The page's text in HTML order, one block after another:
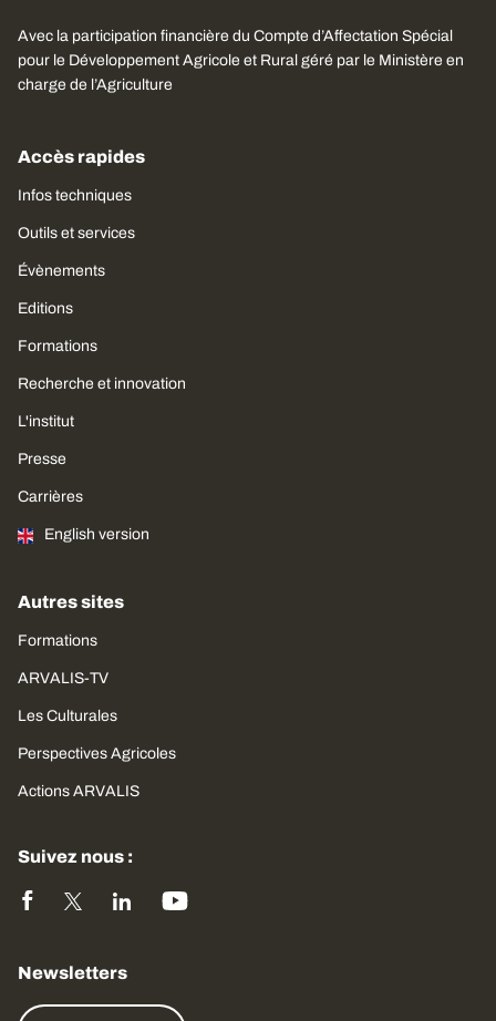
Avec la participation financière du Compte d’Affectation Spécial
pour le Développement Agricole et Rural géré par le Ministère en
charge de l’Agriculture
Accès rapides
Infos techniques
Outils et services
Évènements
Editions
Formations
Recherche et innovation
L'institut
Presse
Carrières
English version
Autres sites
Formations
ARVALIS-TV
Les Culturales
Perspectives Agricoles
Actions ARVALIS
Suivez nous :
Newsletters